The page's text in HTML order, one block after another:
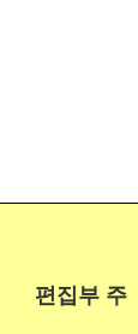
편집부 주